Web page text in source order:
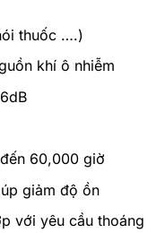
thuốc ….)
khí ô nhiễm
60,000 giờ
giảm độ ồn
với yêu cầu thoáng